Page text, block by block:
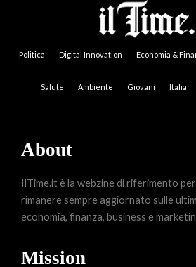
Politica Digital Innovation Economia &
Salute Ambiente Giovani Italia
About
IlTime.it è la webzine di riferimento
rimanere sempre aggiornato sulle
economia, finanza, business e
Mission